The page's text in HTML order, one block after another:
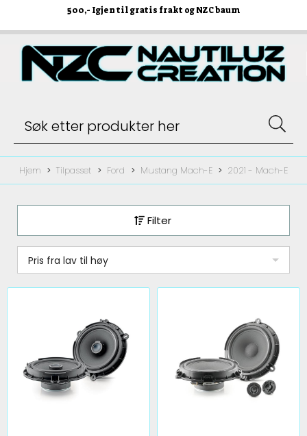
500,- Igjen til gratis frakt og NZC baum
Hjem Tilpasset Ford Mustang Mach-E 2021 - Mach-E
Filter
Pris fra lav til høy